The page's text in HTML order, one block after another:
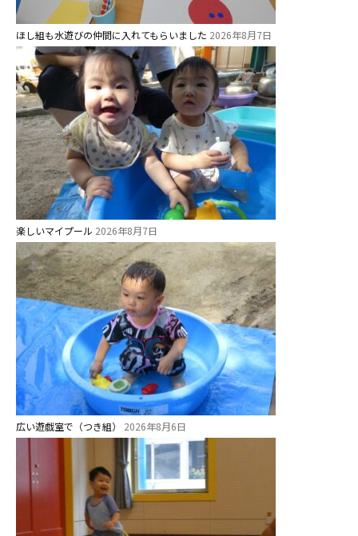
ほし組も水遊びの仲間に入れてもらいました 2026年8月7日
楽しいマイプール 2026年8月7日
広い遊戯室で（つき組） 2026年8月6日
お知らせ
今日の幼稚園
園児募集要項
教職員募集
園のこと
園舎案内
安⼼・安全対策
給⾷
課外教室
理事長のことば
教育と保育
美⽊多幼稚園の理想
園の1⽇